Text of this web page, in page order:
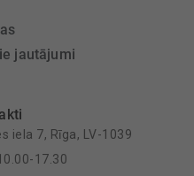
jautājumi
iela 7, Rīga, LV-1039
17.30